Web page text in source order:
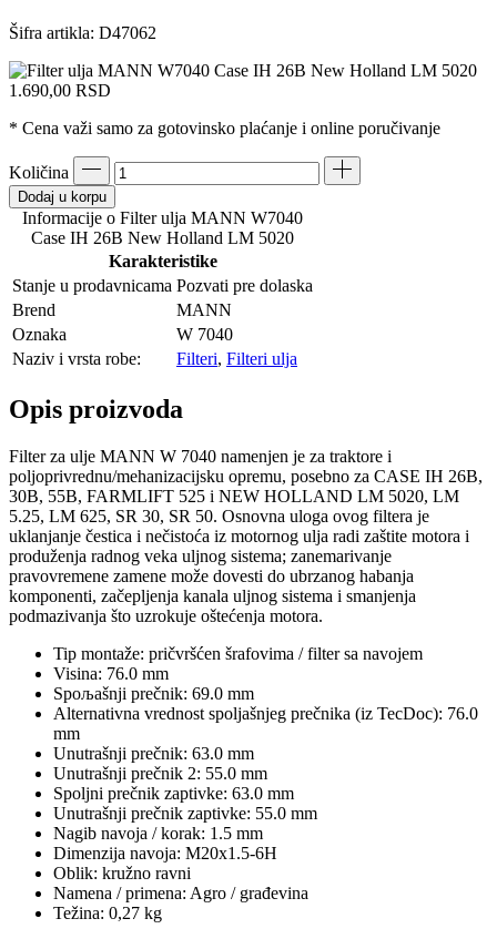
Šifra artikla: D47062
1.690,00 RSD
* Cena važi samo za gotovinsko plaćanje i online poručivanje
Količina
Dodaj u korpu
Informacije o Filter ulja MANN W7040
Case IH 26B New Holland LM 5020
Karakteristike
Stanje u prodavnicama Pozvati pre dolaska
Brend
MANN
Oznaka
W 7040
Naziv i vrsta robe:
Filteri, Filteri ulja
Opis proizvoda
Filter za ulje MANN W 7040 namenjen je za traktore i
poljoprivrednu/mehanizacijsku opremu, posebno za CASE IH 26B,
30B, 55B, FARMLIFT 525 i NEW HOLLAND LM 5020, LM
5.25, LM 625, SR 30, SR 50. Osnovna uloga ovog filtera je
uklanjanje čestica i nečistoća iz motornog ulja radi zaštite motora i
produženja radnog veka uljnog sistema; zanemarivanje
pravovremene zamene može dovesti do ubrzanog habanja
komponenti, začepljenja kanala uljnog sistema i smanjenja
podmazivanja što uzrokuje oštećenja motora.
Tip montaže: pričvršćen šrafovima / filter sa navojem
Visina: 76.0 mm
Spoљašnji prečnik: 69.0 mm
Alternativna vrednost spoljašnjeg prečnika (iz TecDoc): 76.0
mm
Unutrašnji prečnik: 63.0 mm
Unutrašnji prečnik 2: 55.0 mm
Spoljni prečnik zaptivke: 63.0 mm
Unutrašnji prečnik zaptivke: 55.0 mm
Nagib navoja / korak: 1.5 mm
Dimenzija navoja: M20x1.5-6H
Oblik: kružno ravni
Namena / primena: Agro / građevina
Težina: 0,27 kg